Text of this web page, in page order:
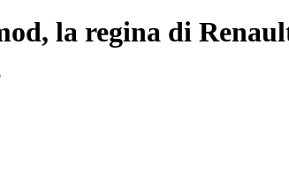
la regina di